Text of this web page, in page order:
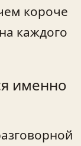
короче
каждого
именно